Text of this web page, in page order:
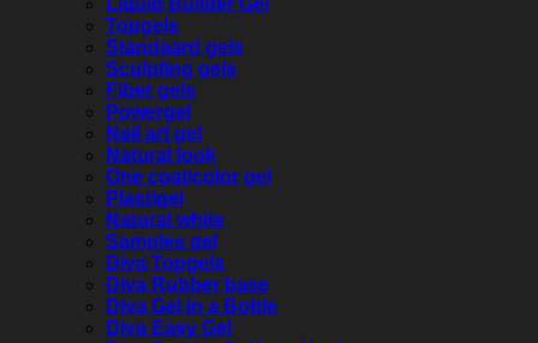
Liquid Builder Gel
Topgels
Standaard gels
Sculpting gels
Fiber gels
Powergel
Nail art gel
Natural look
One coat/color gel
Plastigel
Natural white
Samples gel
Diva Topgels
Diva Rubber base
Diva Gel in a Bottle
Diva Easy Gel